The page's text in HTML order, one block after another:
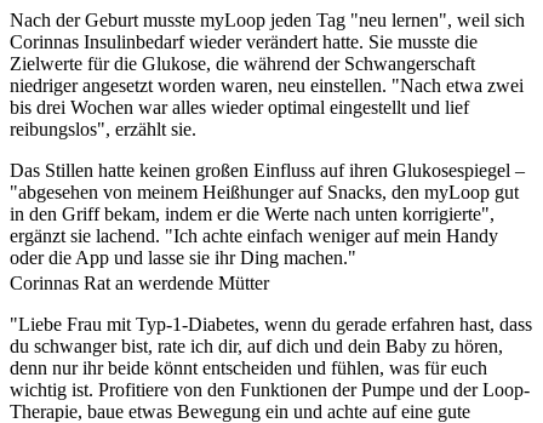
Nach der Geburt musste myLoop jeden Tag "neu lernen", weil sich
Corinnas Insulinbedarf wieder verändert hatte. Sie musste die
Zielwerte für die Glukose, die während der Schwangerschaft
niedriger angesetzt worden waren, neu einstellen. "Nach etwa zwei
bis drei Wochen war alles wieder optimal eingestellt und lief
reibungslos", erzählt sie.
Das Stillen hatte keinen großen Einfluss auf ihren Glukosespiegel –
"abgesehen von meinem Heißhunger auf Snacks, den myLoop gut
in den Griff bekam, indem er die Werte nach unten korrigierte",
ergänzt sie lachend. "Ich achte einfach weniger auf mein Handy
oder die App und lasse sie ihr Ding machen."
Corinnas Rat an werdende Mütter
"Liebe Frau mit Typ-1-Diabetes, wenn du gerade erfahren hast, dass
du schwanger bist, rate ich dir, auf dich und dein Baby zu hören,
denn nur ihr beide könnt entscheiden und fühlen, was für euch
wichtig ist. Profitiere von den Funktionen der Pumpe und der Loop-
Therapie, baue etwas Bewegung ein und achte auf eine gute